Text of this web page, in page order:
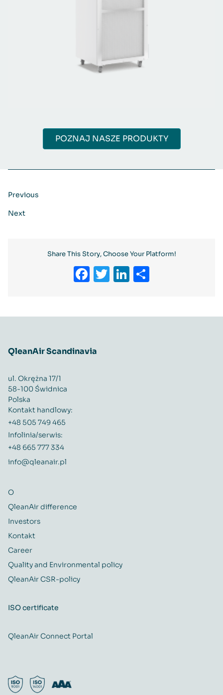
POZNAJ NASZE PRODUKTY
Previous
Next
Share This Story, Choose Your Platform!
Facebook
Twitter
LinkedIn
QleanAir Scandinavia
ul. Okrężna 17/1
58-100 Świdnica
Polska
Kontakt handlowy:
+48 505 749 465
Infolinia/serwis:
+48 665 777 334
info@qleanair.pl
O
QleanAir difference
Investors
Kontakt
Career
Quality and Environmental policy
QleanAir CSR-policy
ISO certificate
QleanAir Connect Portal